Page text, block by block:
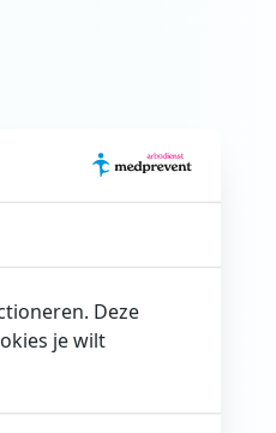
Deze
je wilt